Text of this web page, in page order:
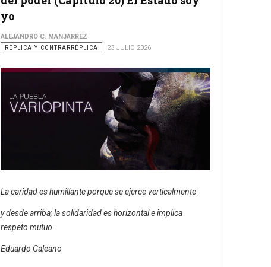
yo
ALEJANDRO C. MANJARREZ
RÉPLICA Y CONTRARRÉPLICA
23 JULIO 2026
La caridad es humillante porque se ejerce verticalmente
y desde arriba; la solidaridad es horizontal e implica
respeto mutuo.
Eduardo Galeano